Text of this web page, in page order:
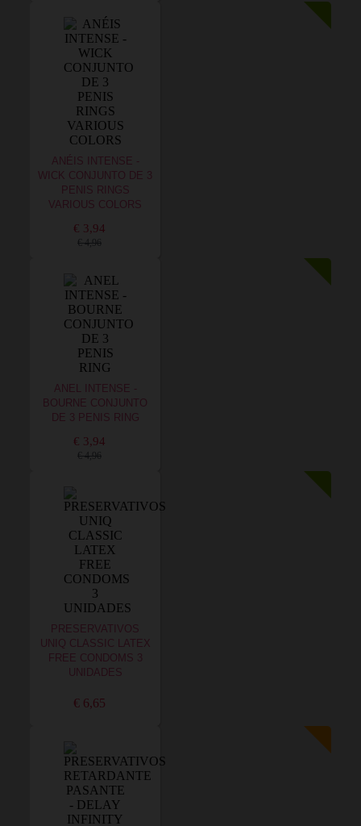
ANÉIS INTENSE -
WICK CONJUNTO DE 3
PENIS RINGS
VARIOUS COLORS
€ 3,94
€ 4,96
ANEL INTENSE -
BOURNE CONJUNTO
DE 3 PENIS RING
€ 3,94
€ 4,96
PRESERVATIVOS
UNIQ CLASSIC LATEX
FREE CONDOMS 3
UNIDADES
€ 6,65